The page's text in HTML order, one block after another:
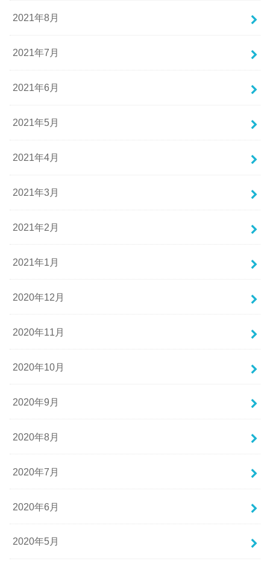
2021年8月
2021年7月
2021年6月
2021年5月
2021年4月
2021年3月
2021年2月
2021年1月
2020年12月
2020年11月
2020年10月
2020年9月
2020年8月
2020年7月
2020年6月
2020年5月